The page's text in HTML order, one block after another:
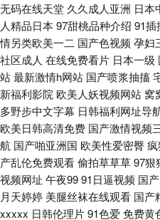
无码在线天堂 久久成人亚洲 日本
人精品日本 97甜桃品种介绍 91插
情另类欧美一二 国产色视频 孕妇
社区成人 在线免费看片 日本一级
站最新激情h网站 国产喷浆抽搐
新福利影院 欧美人妖视频网站 窝
多野步中文字幕 日韩福利网址导
欧美日韩高清免费 国产激情视频
航 国产啪亚洲国 欧美性爱密臀
产乱伦免费观看偷拍草草草97狠
视频网址 午夜9991日逼视频 国
月天婷婷 美腿丝袜在线观看 国产
xxxxx 日韩伦理片91色爱免费黄